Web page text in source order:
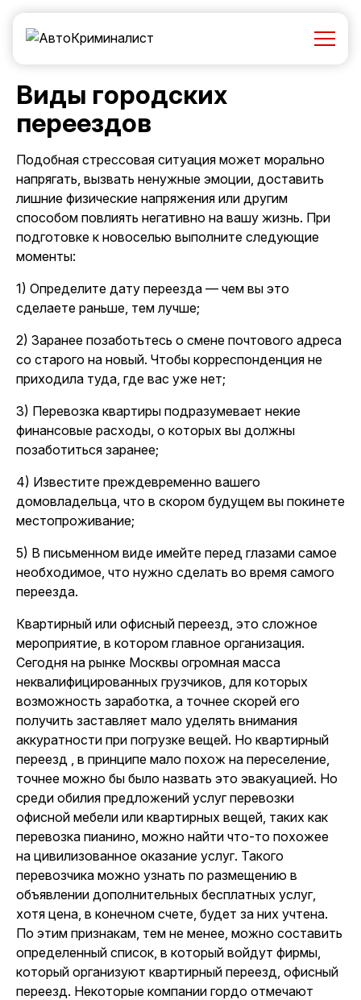
Виды городских
переездов
Подобная стрессовая ситуация может морально
напрягать, вызвать ненужные эмоции, доставить
лишние физические напряжения или другим
способом повлиять негативно на вашу жизнь. При
подготовке к новоселью выполните следующие
моменты:
1) Определите дату переезда — чем вы это
сделаете раньше, тем лучше;
2) Заранее позаботьтесь о смене почтового адреса
со старого на новый. Чтобы корреспонденция не
приходила туда, где вас уже нет;
3) Перевозка квартиры подразумевает некие
финансовые расходы, о которых вы должны
позаботиться заранее;
4) Известите преждевременно вашего
домовладельца, что в скором будущем вы покинете
местопроживание;
5) В письменном виде имейте перед глазами самое
необходимое, что нужно сделать во время самого
переезда.
Квартирный или офисный переезд, это сложное
мероприятие, в котором главное организация.
Сегодня на рынке Москвы огромная масса
неквалифицированных грузчиков, для которых
возможность заработка, а точнее скорей его
получить заставляет мало уделять внимания
аккуратности при погрузке вещей. Но квартирный
переезд , в принципе мало похож на переселение,
точнее можно бы было назвать это эвакуацией. Но
среди обилия предложений услуг перевозки
офисной мебели или квартирных вещей, таких как
перевозка пианино, можно найти что-то похожее
на цивилизованное оказание услуг. Такого
перевозчика можно узнать по размещению в
объявлении дополнительных бесплатных услуг,
хотя цена, в конечном счете, будет за них учтена.
По этим признакам, тем не менее, можно составить
определенный список, в который войдут фирмы,
который организуют квартирный переезд, офисный
переезд. Некоторые компании гордо отмечают